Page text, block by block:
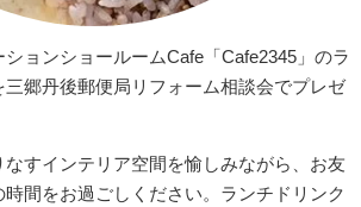
ションショールームCafe「Cafe2345」のラ
三郷丹後郵便局リフォーム相談会でプレゼ
すインテリア空間を愉しみながら、お友
間をお過ごしください。ランチドリンク